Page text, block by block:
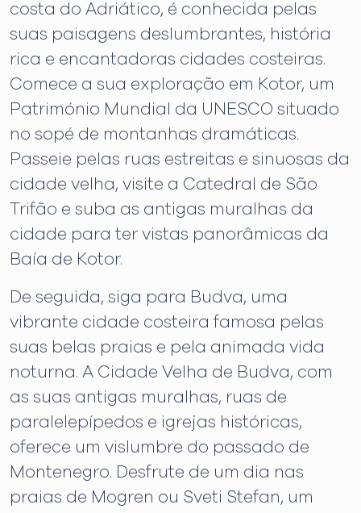
costa do Adriático, é conhecida pelas
suas paisagens deslumbrantes, história
rica e encantadoras cidades costeiras.
Comece a sua exploração em Kotor, um
Património Mundial da UNESCO situado
no sopé de montanhas dramáticas.
Passeie pelas ruas estreitas e sinuosas da
cidade velha, visite a Catedral de São
Trifão e suba as antigas muralhas da
cidade para ter vistas panorâmicas da
Baía de Kotor.
De seguida, siga para Budva, uma
vibrante cidade costeira famosa pelas
suas belas praias e pela animada vida
noturna. A Cidade Velha de Budva, com
as suas antigas muralhas, ruas de
paralelepípedos e igrejas históricas,
oferece um vislumbre do passado de
Montenegro. Desfrute de um dia nas
praias de Mogren ou Sveti Stefan, um